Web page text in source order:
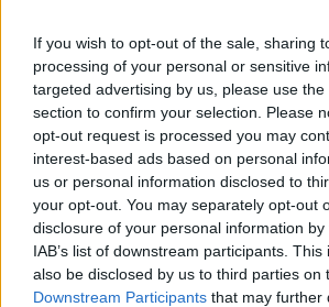
If you wish to opt-out of the sale, sharing
processing of your personal or sensitive
targeted advertising by us, please use
section to confirm your selection. Please
opt-out request is processed you may
interest-based ads based on personal
us or personal information disclosed to
your opt-out. You may separately opt-out
disclosure of your personal information
IAB’s list of downstream participants.
also be disclosed by us to third parties on
Downstream Participants that may further
ΕΛΛΑΔΑ 27/07/2024 07:33
Ολυμπιακοί Αγώνες 2024: Ο
και το τσίρκο -Το καυστικό
[εικόνα]